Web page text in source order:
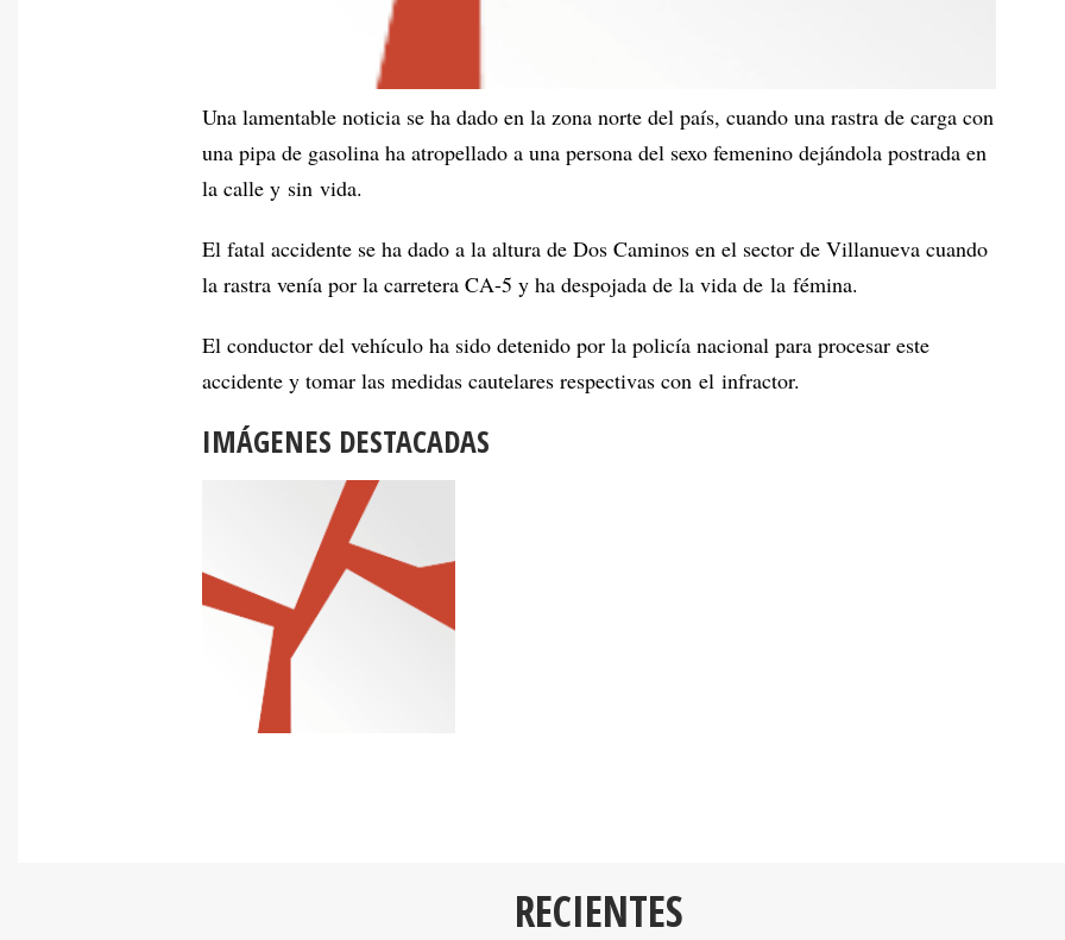
Una lamentable noticia se ha dado en la zona norte del país, cuando una rastra de carga con
una pipa de gasolina ha atropellado a una persona del sexo femenino dejándola postrada en
la calle y sin vida.
El fatal accidente se ha dado a la altura de Dos Caminos en el sector de Villanueva cuando
la rastra venía por la carretera CA-5 y ha despojada de la vida de la fémina.
El conductor del vehículo ha sido detenido por la policía nacional para procesar este
accidente y tomar las medidas cautelares respectivas con el infractor.
IMÁGENES DESTACADAS
RECIENTES